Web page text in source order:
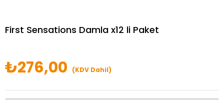
First Sensations Damla x12 li Paket
₺276,00 (KDV Dahil)